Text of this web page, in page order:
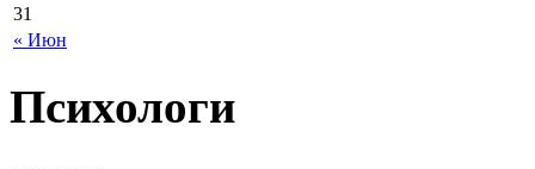
« Июн
31
Психологи